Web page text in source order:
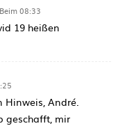
08:33
19 heißen
André.
geschafft, mir